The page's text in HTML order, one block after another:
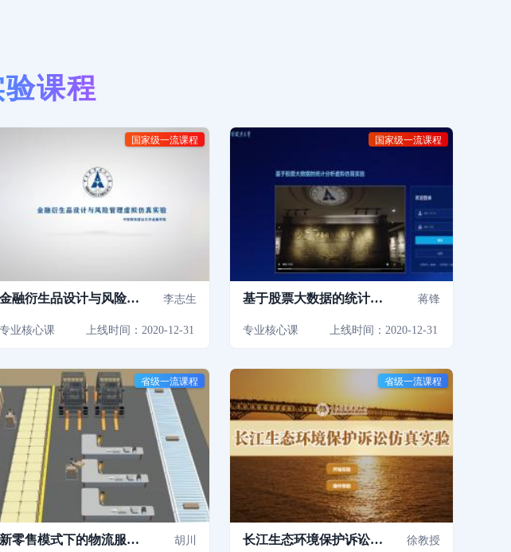
课程
国家级一流课程
金融衍生品设计与风险管
李志生
专业核心课 上线时间：2020-12-31
国家级一流课程
基于股票大数据的统计分
蒋锋
专业核心课 上线时间：2020-12-31
省级一流课程
新零售模式下的物流服务
胡川
省级一流课程
长江生态环境保护诉讼仿
徐教授